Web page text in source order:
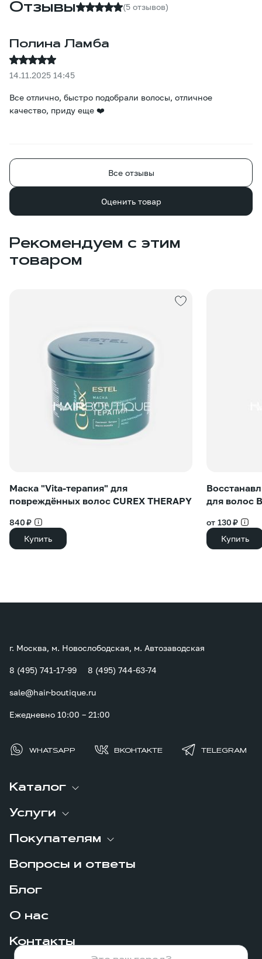
Отзывы (5 отзывов)
Полина Ламба
14.11.2025 14:45
Все отлично, быстро подобрали волосы, отличное
качество, приду еще ❤️
Все отзывы
Оценить товар
Рекомендуем с этим
товаром
Маска "Vita-терапия" для
повреждённых волос CUREX THERAPY
840 ₽
Купить
для волос
от 130 ₽
Купить
Каталог
Услуги
Покупателям
Вопросы и ответы
Блог
О нас
Контакты
г. Москва, м. Новослободская, м. Автозаводская
8 (495) 741-17-99 8 (495) 744-63-74
sale@hair-boutique.ru
Ежедневно 10:00 – 21:00
WHATSAPP ВКОНТАКТЕ TELEGRAM